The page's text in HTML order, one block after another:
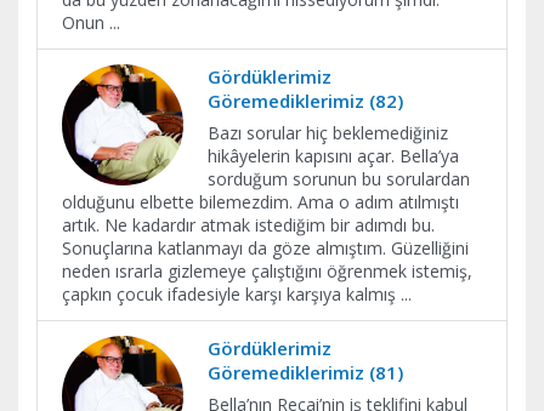
Onun ...
Gördüklerimiz
Göremediklerimiz (82)
Bazı sorular hiç beklemediğiniz
hikâyelerin kapısını açar. Bella’ya
sorduğum sorunun bu sorulardan
olduğunu elbette bilemezdim. Ama o adım atılmıştı
artık. Ne kadardır atmak istediğim bir adımdı bu.
Sonuçlarına katlanmayı da göze almıştım. Güzelliğini
neden ısrarla gizlemeye çalıştığını öğrenmek istemiş,
çapkın çocuk ifadesiyle karşı karşıya kalmış ...
Gördüklerimiz
Göremediklerimiz (81)
Bella’nın Recai’nin iş teklifini kabul